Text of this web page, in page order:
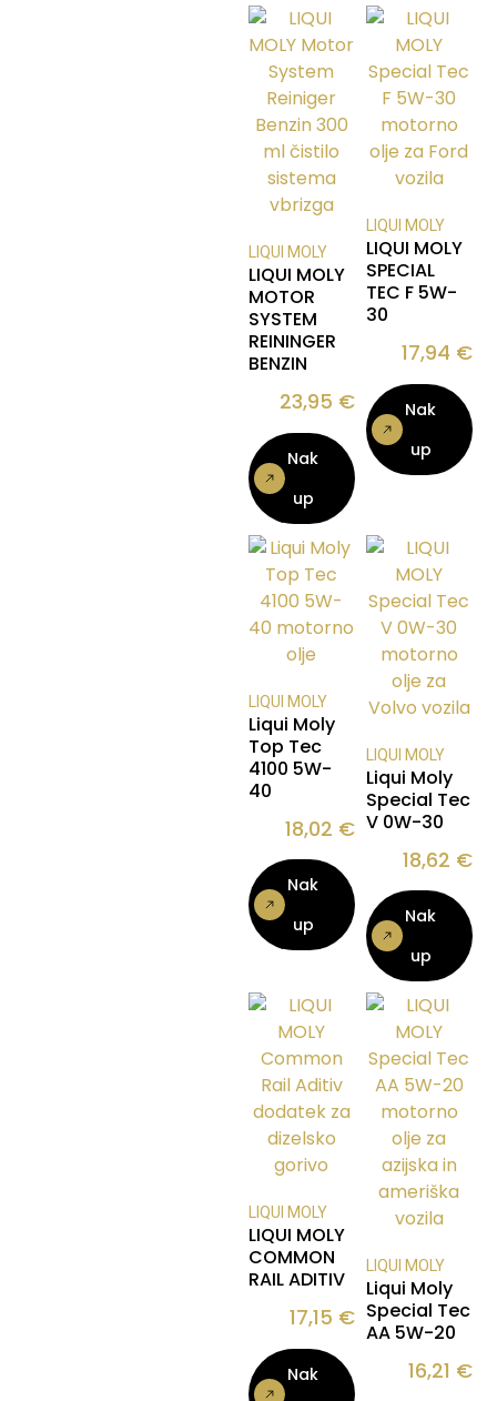
LIQUI MOLY
LIQUI MOLY
MOTOR
SYSTEM
REININGER
BENZIN
23,95 €
Nak
up
LIQUI MOLY
LIQUI MOLY
SPECIAL
TEC F 5W-
30
17,94 €
Nak
up
LIQUI MOLY
Liqui Moly
Top Tec
4100 5W-
40
18,02 €
Nak
up
LIQUI MOLY
Liqui Moly
Special Tec
V 0W-30
18,62 €
Nak
up
LIQUI MOLY
LIQUI MOLY
COMMON
RAIL ADITIV
17,15 €
Nak
LIQUI MOLY
Liqui Moly
Special Tec
AA 5W-20
16,21 €